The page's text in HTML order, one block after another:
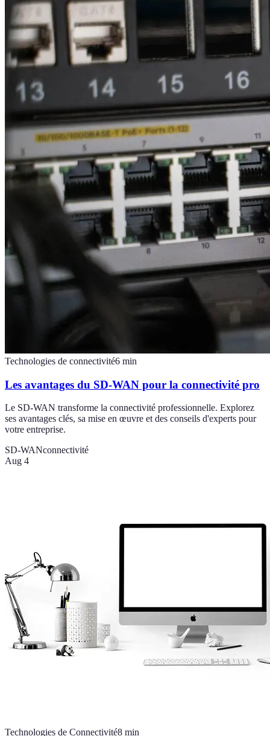
Technologies de connectivité6 min
Les avantages du SD-WAN pour la connectivité pro
Le SD-WAN transforme la connectivité professionnelle. Explorez
ses avantages clés, sa mise en œuvre et des conseils d'experts pour
votre entreprise.
SD-WANconnectivité
Aug 4
Technologies de Connectivité8 min